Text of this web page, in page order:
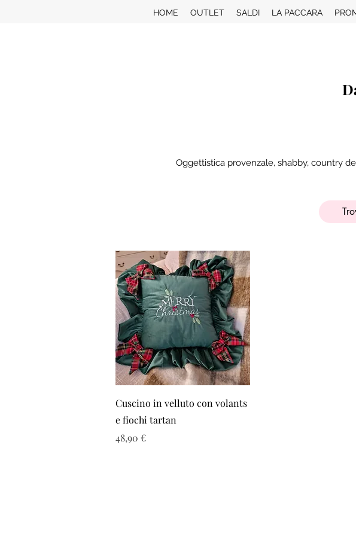
HOME OUTLET SALDI LA PACCARA
Oggettistica provenzale, shabby, country
Vista rapida
Cuscino in velluto con volants
e fiochi tartan
Prezzo
48,90 €